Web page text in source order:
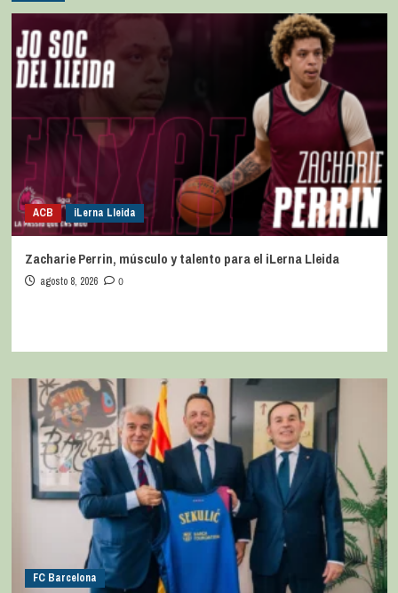
ACB iLerna Lleida
Zacharie Perrin, músculo y talento para el iLerna Lleida
agosto 8, 2026 0
FC Barcelona